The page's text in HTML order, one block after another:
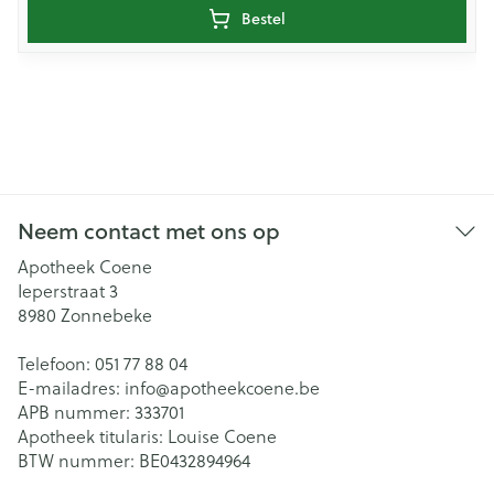
Bestel
Neem contact met ons op
Apotheek Coene
Ieperstraat 3
8980 Zonnebeke
Telefoon: 051 77 88 04
E-mailadres: info@apotheekcoene.be
APB nummer: 333701
Apotheek titularis: Louise Coene
BTW nummer: BE0432894964